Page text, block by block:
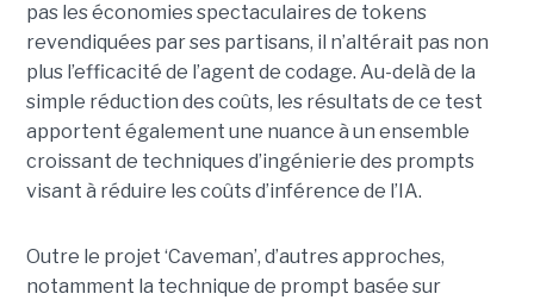
pas les économies spectaculaires de tokens
revendiquées par ses partisans, il n’altérait pas non
plus l’efficacité de l’agent de codage. Au-delà de la
simple réduction des coûts, les résultats de ce test
apportent également une nuance à un ensemble
croissant de techniques d’ingénierie des prompts
visant à réduire les coûts d’inférence de l’IA.
Outre le projet ‘Caveman’, d’autres approches,
notamment la technique de prompt basée sur